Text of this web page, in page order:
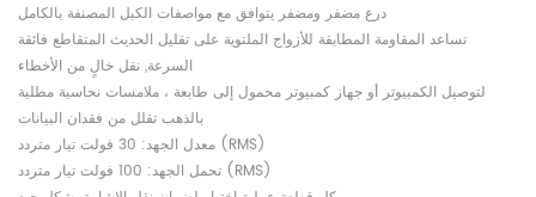
درع مضفر ومضفر يتوافق مع مواصفات الكبل المصنفة بالكامل
تساعد المقاومة المطابقة للأزواج الملتوية على تقليل الحديث المتقاطع فائقة
السرعة‚ نقل خالٍ من الأخطاء
لتوصيل الكمبيوتر أو جهاز كمبيوتر محمول إلى طابعة ، ملامسات نحاسية مطلية
بالذهب تقلل من فقدان البيانات
معدل الجهد: 30 فولت تيار متردد (RMS)
تحمل الجهد: 100 فولت تيار متردد (RMS)